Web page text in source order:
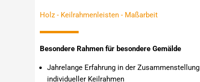
Holz - Keilrahmenleisten - Maßarbeit
Besondere Rahmen für besondere Gemälde
Jahrelange Erfahrung in der Zusammenstellung
individueller Keilrahmen